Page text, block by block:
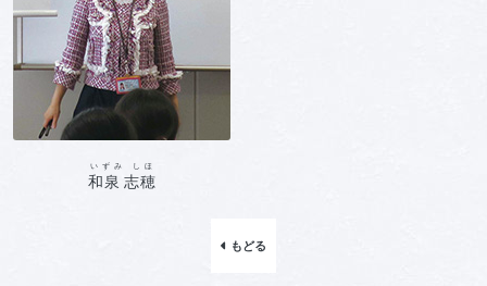
和泉 志穂
いずみ しほ
もどる